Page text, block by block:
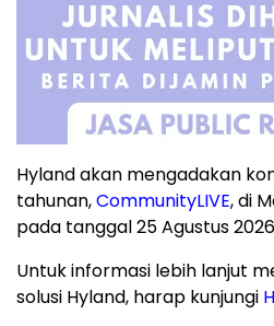
Hyland akan mengadakan
tahunan,CommunityLIVE, di
pada tanggal 25 Agustus
Untuk informasi lebih lanjut
solusi Hyland, harap kunjungi